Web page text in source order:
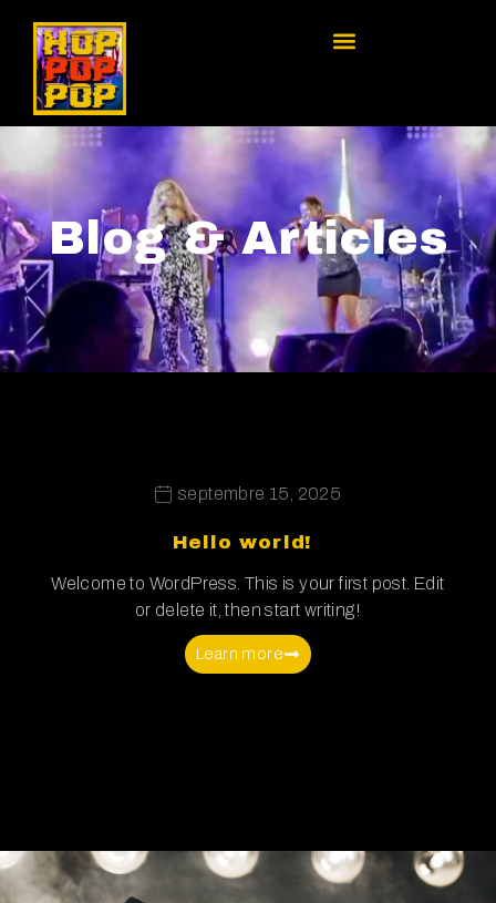
Blog & Articles
septembre 15, 2025
Hello world!
Welcome to WordPress. This is your first post. Edit
or delete it, then start writing!
Learn more